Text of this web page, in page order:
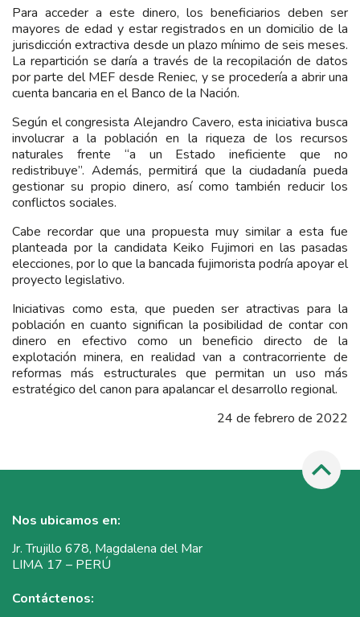
Para acceder a este dinero, los beneficiarios deben ser
mayores de edad y estar registrados en un domicilio de la
jurisdicción extractiva desde un plazo mínimo de seis meses.
La repartición se daría a través de la recopilación de datos
por parte del MEF desde Reniec, y se procedería a abrir una
cuenta bancaria en el Banco de la Nación.
Según el congresista Alejandro Cavero, esta iniciativa busca
involucrar a la población en la riqueza de los recursos
naturales frente “a un Estado ineficiente que no
redistribuye”. Además, permitirá que la ciudadanía pueda
gestionar su propio dinero, así como también reducir los
conflictos sociales.
Cabe recordar que una propuesta muy similar a esta fue
planteada por la candidata Keiko Fujimori en las pasadas
elecciones, por lo que la bancada fujimorista podría apoyar el
proyecto legislativo.
Iniciativas como esta, que pueden ser atractivas para la
población en cuanto significan la posibilidad de contar con
dinero en efectivo como un beneficio directo de la
explotación minera, en realidad van a contracorriente de
reformas más estructurales que permitan un uso más
estratégico del canon para apalancar el desarrollo regional.
24 de febrero de 2022
Nos ubicamos en:
Jr. Trujillo 678, Magdalena del Mar
LIMA 17 – PERÚ
Contáctenos: